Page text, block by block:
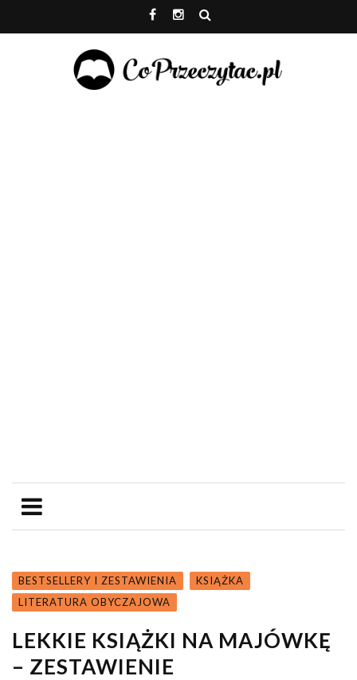
BESTSELLERY I ZESTAWIENIA
KSIĄŻKA
LITERATURA OBYCZAJOWA
LEKKIE KSIĄŻKI NA MAJÓWKĘ
– ZESTAWIENIE